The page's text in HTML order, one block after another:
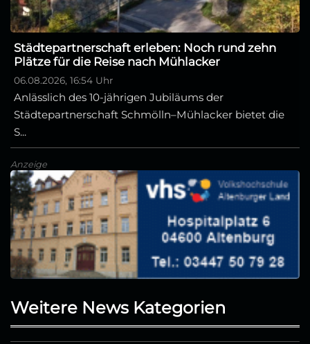
Städtepartnerschaft erleben: Noch rund zehn
Plätze für die Reise nach Mühlacker
06.08.2026, 16:54 Uhr
Anlässlich des 10-jährigen Jubiläums der
Städtepartnerschaft Schmölln–Mühlacker bietet die
S...
Anzeige
Weitere News Kategorien